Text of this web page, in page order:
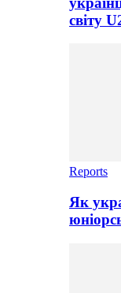
світу
Reports
Як